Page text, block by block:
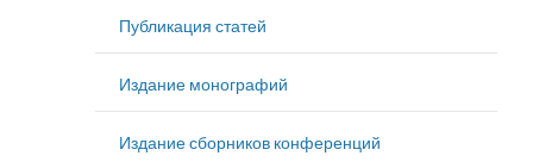
Публикация статей
Издание монографий
Издание сборников конференций